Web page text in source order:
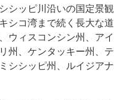
シッピ川沿いの国定景
シコ湾まで続く長大な
ウィスコンシン州、ア
州、ケンタッキー州、
シシッピ州、ルイジア